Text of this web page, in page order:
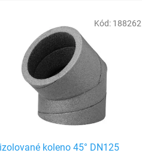
koleno 45° DN125
Kód: 188262